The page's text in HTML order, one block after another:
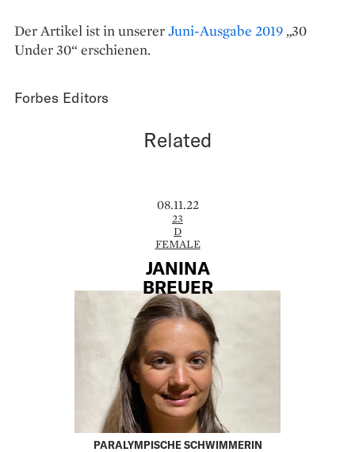
Der Artikel ist in unsererJuni-Ausgabe 2019 „30
Under 30“ erschienen.
Forbes Editors
Related
08.11.22
23
D
FEMALE
JANINA
BREUER
PARALYMPISCHE SCHWIMMERIN